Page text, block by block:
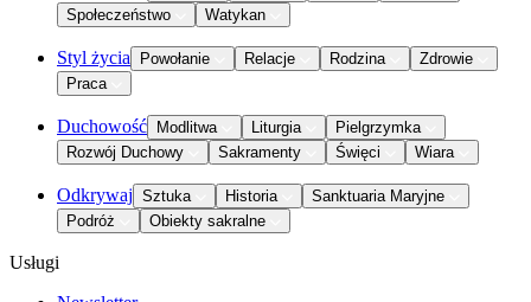
Społeczeństwo
Watykan
Styl życia Powołanie Relacje Rodzina
Zdrowie
Praca
Duchowość Modlitwa Liturgia
Pielgrzymka
Rozwój Duchowy
Sakramenty Święci Wiara
Odkrywaj Sztuka Historia
Sanktuaria Maryjne
Podróż
Obiekty sakralne
Usługi